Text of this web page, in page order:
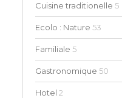
Cuisine traditionelle 5
Ecolo : Nature 53
Familiale 5
Gastronomique 50
Hotel 2